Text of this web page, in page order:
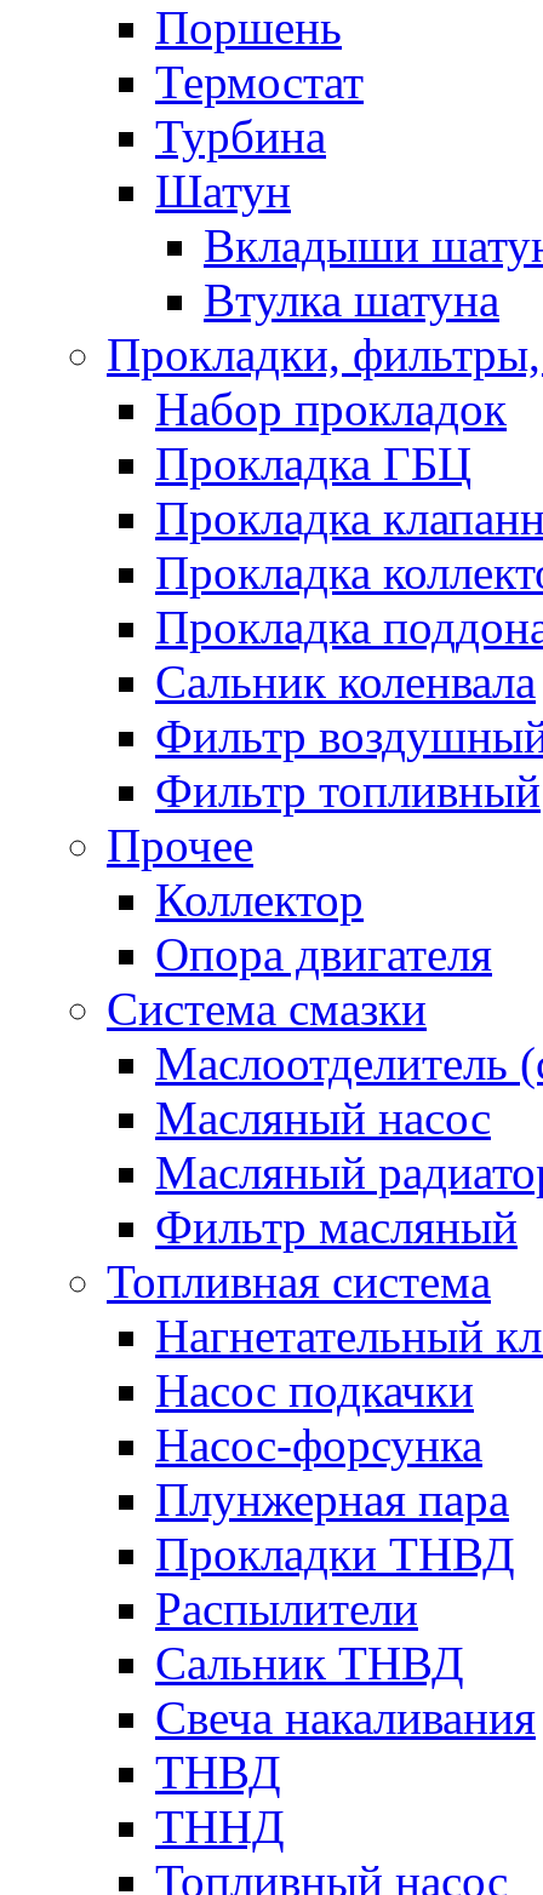
Поршень
Термостат
Турбина
Шатун
Вкладыши
Втулка шатуна
Прокладки,
Набор прокладок
Прокладка ГБЦ
Прокладка
Прокладка
Прокладка
Сальник коленвала
Фильтр
Фильтр топливный
Прочее
Коллектор
Опора двигателя
Система смазки
Маслоотделитель
Масляный насос
Масляный
Фильтр масляный
Топливная система
Нагнетательный
Насос подкачки
Насос-форсунка
Плунжерная пара
Прокладки ТНВД
Распылители
Сальник ТНВД
Свеча накаливания
ТНВД
ТННД
Топливный насос